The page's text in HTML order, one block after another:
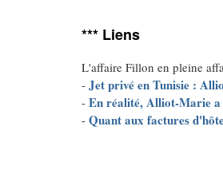
*** Liens
L'affaire Fillon en pleine
- Jet privé en Tunisie :
- En réalité, Alliot-Marie a
- Quant aux factures